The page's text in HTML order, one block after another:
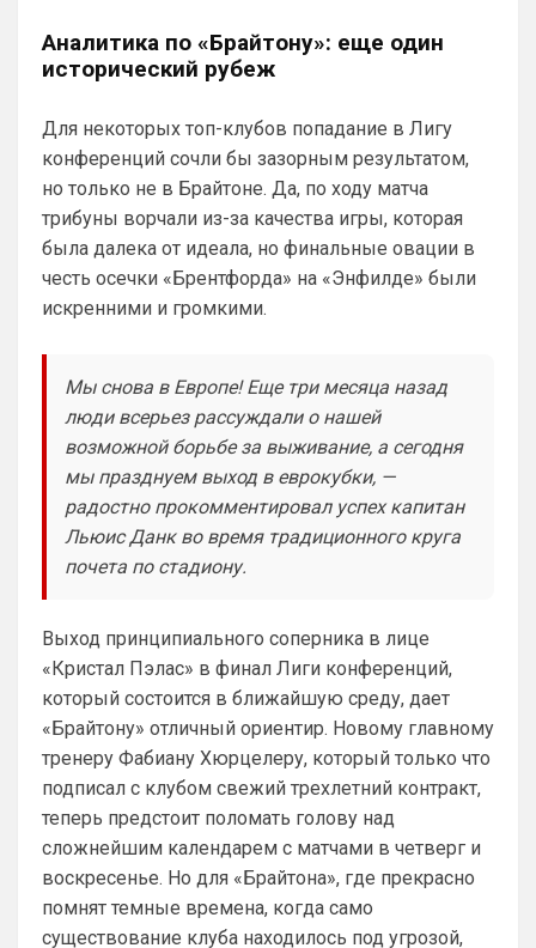
Аналитика по «Брайтону»: еще один
исторический рубеж
Для некоторых топ-клубов попадание в Лигу
конференций сочли бы зазорным результатом,
но только не в Брайтоне. Да, по ходу матча
трибуны ворчали из-за качества игры, которая
была далека от идеала, но финальные овации в
честь осечки «Брентфорда» на «Энфилде» были
искренними и громкими.
Мы снова в Европе! Еще три месяца назад
люди всерьез рассуждали о нашей
возможной борьбе за выживание, а сегодня
мы празднуем выход в еврокубки, —
радостно прокомментировал успех капитан
Льюис Данк во время традиционного круга
почета по стадиону.
Выход принципиального соперника в лице
«Кристал Пэлас» в финал Лиги конференций,
который состоится в ближайшую среду, дает
«Брайтону» отличный ориентир. Новому главному
тренеру Фабиану Хюрцелеру, который только что
подписал с клубом свежий трехлетний контракт,
теперь предстоит поломать голову над
сложнейшим календарем с матчами в четверг и
воскресенье. Но для «Брайтона», где прекрасно
помнят темные времена, когда само
существование клуба находилось под угрозой,
комментах. Писать с большой буквы, без
всяких лишних знаков: Челси
Конечно будет занятно , если Ямалю
дадут ЗМ, а не Кейну
Ааа, Кибер это ты , я только щас догнал про
Скайнет )
Еба ты тормоз. ))
Ответ для Britball
любимый клуб, если еще не поставили. Он
будет отображаться в комментах. Писать с
Не хочу, я может ещё подумаю и
Барбилону к примеру поставлю или
Баварку. ))
пока только Челси работает у нас. Я еще
не все настроил, можешь даже шпор
поставить, лого не высветится)
Deep_Blue• 12:07
Ответ для Аристократ
ЗМ, а не Кейну
А за что Кейну? Оба главных турнира,
ЧМ и ЛЧ, его команды слили.